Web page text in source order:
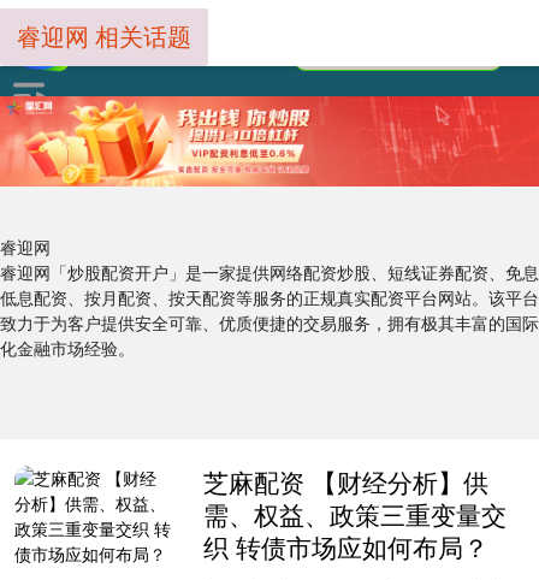
睿迎网
睿迎网「炒股配资开户」是一家提供网络配资炒股、短线证券配资、免息
低息配资、按月配资、按天配资等服务的正规真实配资平台网站。该平台
致力于为客户提供安全可靠、优质便捷的交易服务，拥有极其丰富的国际
化金融市场经验。
睿迎网 相关话题
芝麻配资 【财经分析】供
需、权益、政策三重变量交
织 转债市场应如何布局？